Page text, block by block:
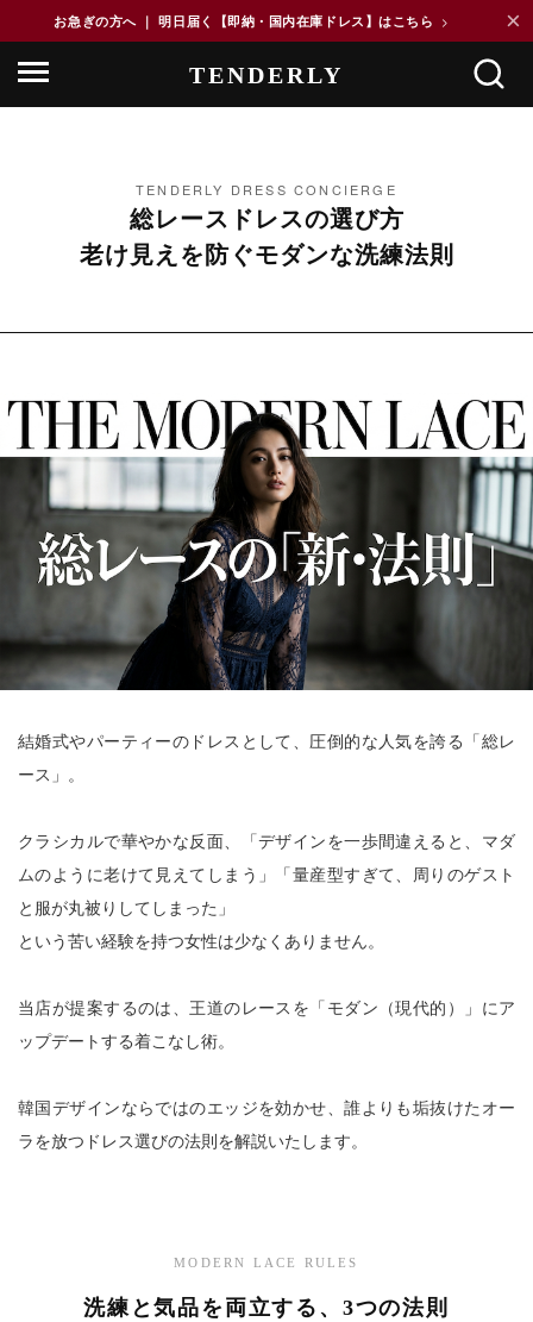
お急ぎの方へ ｜ 明日届く【即納・国内在庫ドレス】はこちら > ×
TENDERLY DRESS CONCIERGE
総レースドレスの選び方
老け見えを防ぐモダンな洗練法則
結婚式やパーティーのドレスとして、圧倒的な人気を誇る「総レ
ース」。
クラシカルで華やかな反面、「デザインを一歩間違えると、マダ
ムのように老けて見えてしまう」「量産型すぎて、周りのゲスト
と服が丸被りしてしまった」
という苦い経験を持つ女性は少なくありません。
当店が提案するのは、王道のレースを「モダン（現代的）」にア
ップデートする着こなし術。
韓国デザインならではのエッジを効かせ、誰よりも垢抜けたオー
ラを放つドレス選びの法則を解説いたします。
MODERN LACE RULES
洗練と気品を両立する、3つの法則